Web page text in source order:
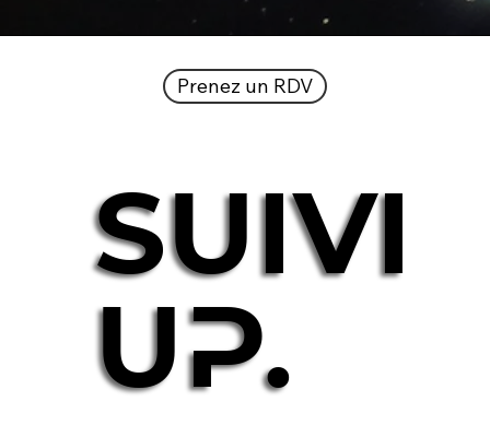
catalogue janvier 2024
SUIVI
UP.
SUIVI
UP.
Prenez un RDV